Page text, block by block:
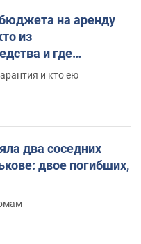
на аренду
из
и где
и кто ею
два соседних
двое погибших,